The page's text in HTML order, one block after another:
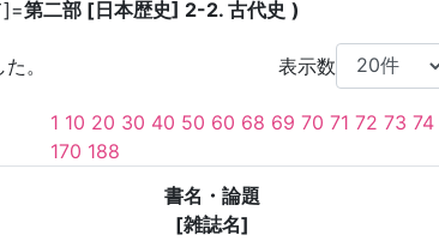
]=第二部 [日本歴史] 2-2. 古代史
。 表示数
1 10 20 30 40 50 60 68 69 70 71 72 73 74
170 188
書名・論題
[雑誌名]